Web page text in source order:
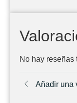
No hay reseñas
Añadir una